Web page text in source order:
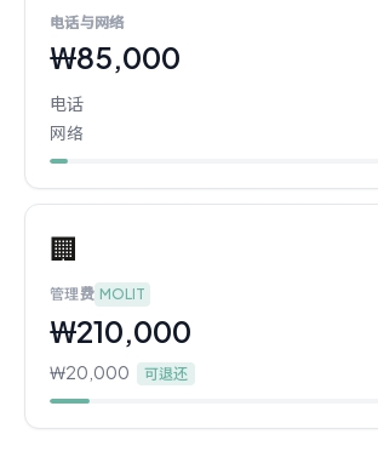
电话与网络
₩85,000
电话
网络
🏢
管理费 MOLIT
₩210,000
₩20,000 可退还